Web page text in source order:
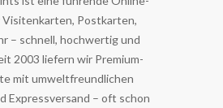
Postkarten,
– schnell, hochwertig und
2003 liefern wir Premium-
mit umweltfreundlichen
Expressversand – oft schon